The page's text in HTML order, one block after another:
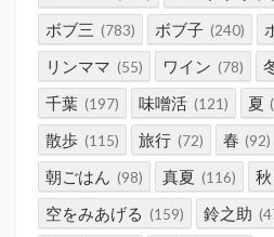
ボブ三 (783) ボブ子 (240)
リンママ (55) ワイン (78)
千葉 (197) 味噌活 (121) 夏
散歩 (115) 旅行 (72) 春 (92)
朝ごはん (98) 真夏 (116) 秋
空をみあげる (159) 鈴之助